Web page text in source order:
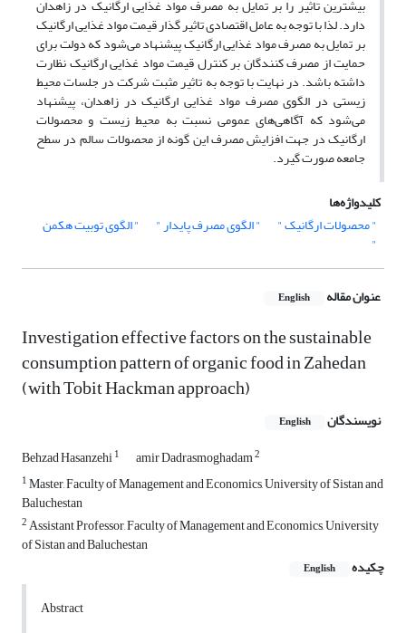
بیشترین تاثیر را بر تمایل به مصرف مواد غذایی ارگانیک در زاهدان
دارد. لذا با توجه به عامل اقتصادی تاثیر گذار قیمت مواد غذایی ارگانیک
بر تمایل به مصرف مواد غذایی ارگانیک پیشنهاد می‌شود که دولت برای
حمایت از مصرف کنندگان بر کنترل قیمت مواد غذایی ارگانیک نظارت
داشته باشد. در نهایت با توجه به تاثیر مثبت شرکت در جلسات محیط
زیستی در الگوی مصرف مواد غذایی ارگانیک در زاهدان، پیشنهاد
می‌شود که آگاهی‌‌های عمومی نسبت به محیط زیست و محصولات
ارگانیک در جهت افزایش مصرف این گونه از محصولات سالم در سطح
جامعه صورت گیرد.
کلیدواژه‌ها
" محصولات ارگانیک "
" الگوی مصرف پایدار " " الگوی توبیت هکمن
"
عنوان مقاله English
Investigation effective factors on the sustainable
consumption pattern of organic food in Zahedan
(with Tobit Hackman approach)
نویسندگان English
Behzad Hasanzehi1 amir Dadrasmoghadam2
1Master, Faculty of Management and Economics, University of Sistan and
Baluchestan
2Assistant Professor, Faculty of Management and Economics, University
of Sistan and Baluchestan
چکیده
English
Abstract